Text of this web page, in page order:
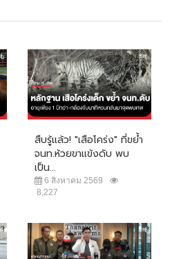
สืบรู้แล้ว! "เสือโคร่ง" ที่ขย้ำ
จนท.ห้วยขาแข้งดับ พบ
เป็น...
6 สิงหาคม 2569
8,227